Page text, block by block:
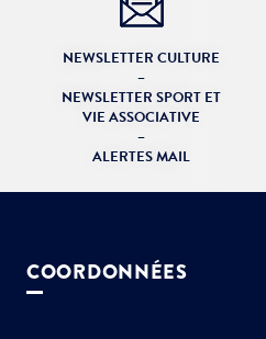
NEWSLETTER CULTURE
–
NEWSLETTER SPORT ET
VIE ASSOCIATIVE
–
ALERTES MAIL
COORDONNÉES